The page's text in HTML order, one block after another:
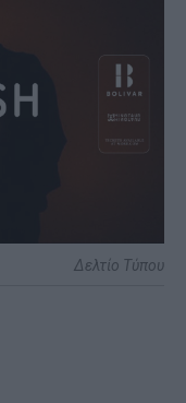
Δελτίο Τύπου